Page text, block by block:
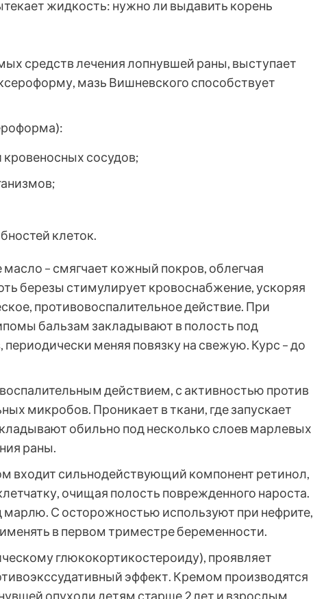
средств лечения лопнувшей раны, выступает
мазь Вишневского способствует
сосудов;
клеток.
– смягчает кожный покров, облегчая
березы стимулирует кровоснабжение, ускоряя
противовоспалительное действие. При
бальзам закладывают в полость под
меняя повязку на свежую. Курс – до
действием, с активностью против
микробов. Проникает в ткани, где запускает
обильно под несколько слоев марлевых
раны.
входит сильнодействующий компонент ретинол,
очищая полость поврежденного нароста.
марлю. С осторожностью используют при нефрите,
в первом триместре беременности.
глюкокортикостероиду), проявляет
эффект. Кремом производятся
опухоли детям старше 2 лет и взрослым